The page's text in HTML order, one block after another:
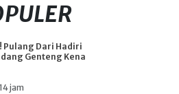
Pulang Dari Hadiri
Genteng Kena
14 jam